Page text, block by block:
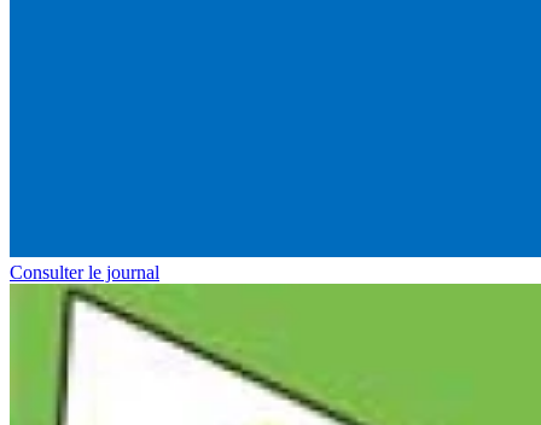
Consulter le journal